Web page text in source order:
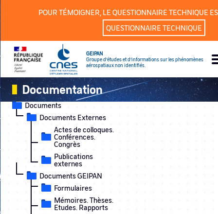
POUR TÉMOIGNER, LE QUESTIONNAIRE TECHNIQUE
QUESTIONNAIRE TECHNIQUE
GEIPAN
Groupe d’études et d’informations sur les phénomènes
aérospatiaux non identifiés.
Documentation
Documents
Documents Externes
Actes de colloques.
Conférences.
Congrès
Publications
externes
Documents GEIPAN
Formulaires
Mémoires. Thèses.
Etudes. Rapports